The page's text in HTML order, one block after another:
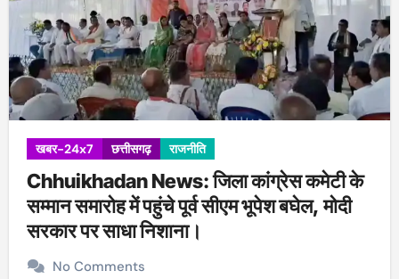
खबर-24x7 छत्तीसगढ़ राजनीति
Chhuikhadan News: जिला कांग्रेस कमेटी के
सम्मान समारोह में पहुंचे पूर्व सीएम भूपेश बघेल, मोदी
सरकार पर साधा निशाना।
No Comments